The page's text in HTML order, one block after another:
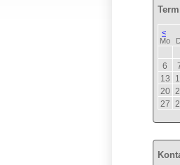
<
Mo
6
13
20
27